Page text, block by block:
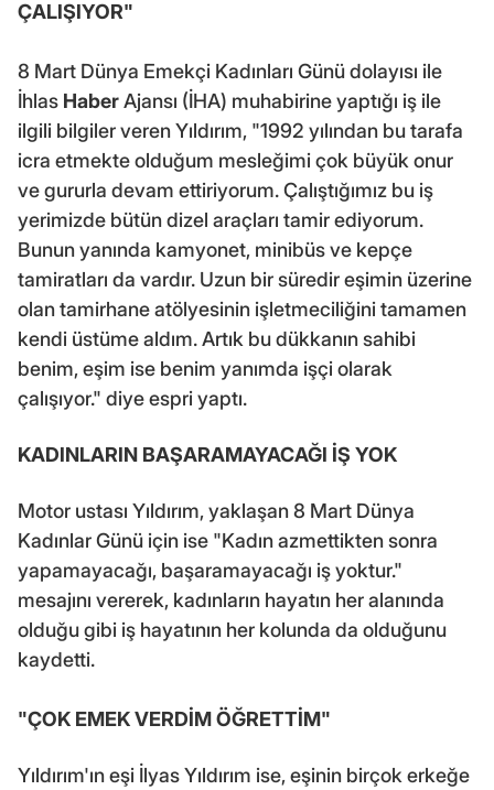
ÇALIŞIYOR"
8 Mart Dünya Emekçi Kadınları Günü dolayısı ile
İhlas HaberAjansı (İHA) muhabirine yaptığı iş ile
ilgili bilgiler veren Yıldırım, "1992 yılından bu tarafa
icra etmekte olduğum mesleğimi çok büyük onur
ve gururla devam ettiriyorum. Çalıştığımız bu iş
yerimizde bütün dizel araçları tamir ediyorum.
Bunun yanında kamyonet, minibüs ve kepçe
tamiratları da vardır. Uzun bir süredir eşimin üzerine
olan tamirhane atölyesinin işletmeciliğini tamamen
kendi üstüme aldım. Artık bu dükkanın sahibi
benim, eşim ise benim yanımda işçi olarak
çalışıyor." diye espri yaptı.
KADINLARIN BAŞARAMAYACAĞI İŞ YOK
Motor ustası Yıldırım, yaklaşan 8 Mart Dünya
Kadınlar Günü için ise "Kadın azmettikten sonra
yapamayacağı, başaramayacağı iş yoktur."
mesajını vererek, kadınların hayatın her alanında
olduğu gibi iş hayatının her kolunda da olduğunu
kaydetti.
"ÇOK EMEK VERDİM ÖĞRETTİM"
Yıldırım'ın eşi İlyas Yıldırım ise, eşinin birçok erkeğe